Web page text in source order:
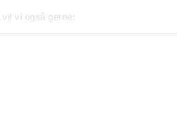
vi også gerne:
oplysninger om din placering, der
hele websitet.